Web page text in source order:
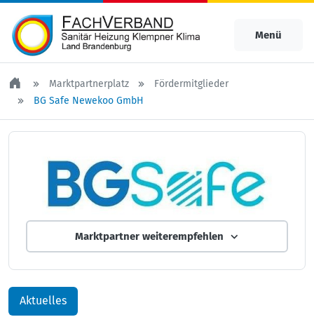
Menü
Marktpartnerplatz
Fördermitglieder
BG Safe Newekoo GmbH
Marktpartner weiterempfehlen
Aktuelles